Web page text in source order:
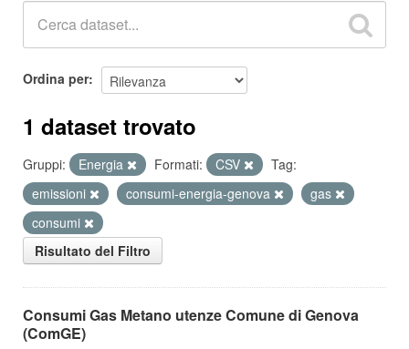
Ordina per
1 dataset trovato
Gruppi: Energia Formati: CSV
Tag:
emissioni
consumi-energia-genova
gas
consumi
Risultato del Filtro
Consumi Gas Metano utenze Comune di Genova
(ComGE)